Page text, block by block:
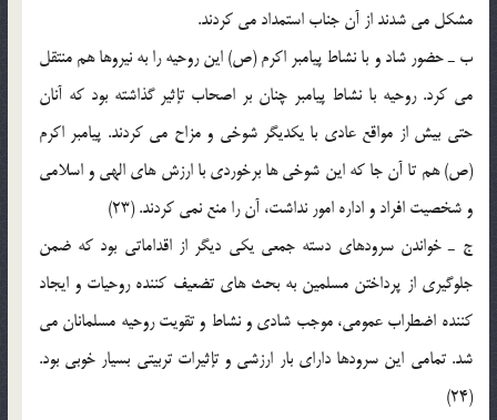
مشکل مى شدند از آن جناب استمداد مى کردند.
ب ـ حضور شاد و با نشاط پیامبر اکرم (ص) این روحیه را به نیروها هم منتقل
مى کرد. روحیه با نشاط پیامبر چنان بر اصحاب تإثیر گذاشته بود که آنان
حتى بیش از مواقع عادى با یکدیگر شوخى و مزاح مى کردند. پیامبر اکرم
(ص) هم تا آن جا که این شوخى ها برخوردى با ارزش هاى الهى و اسلامى
و شخصیت افراد و اداره امور نداشت، آن را منع نمى کردند. (23)
ج ـ خواندن سرودهاى دسته جمعى یکى دیگر از اقداماتى بود که ضمن
جلوگیرى از پرداختن مسلمین به بحث هاى تضعیف کننده روحیات و ایجاد
کننده اضطراب عمومى، موجب شادى و نشاط و تقویت روحیه مسلمانان مى
شد. تمامى این سرودها داراى بار ارزشى و تإثیرات تربیتى بسیار خوبى بود.
(24)